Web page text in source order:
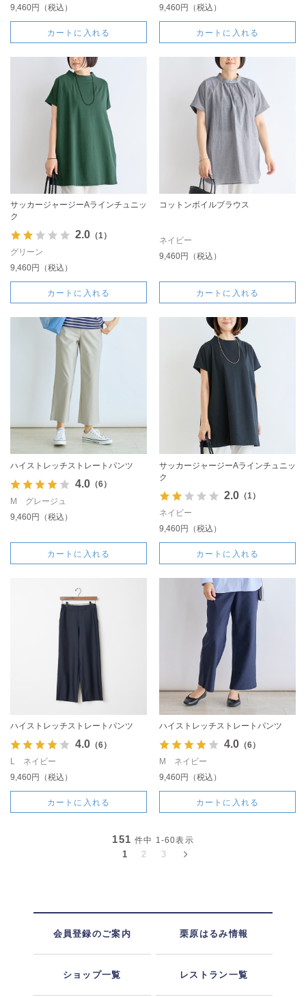
9,460円（税込）
カートに入れる
9,460円（税込）
カートに入れる
サッカージャージーAラインチュニッ
ク
2.0（1）
グリーン
9,460円（税込）
カートに入れる
コットンボイルブラウス
ネイビー
9,460円（税込）
カートに入れる
ハイストレッチストレートパンツ
4.0（6）
M グレージュ
9,460円（税込）
カートに入れる
サッカージャージーAラインチュニッ
ク
2.0（1）
ネイビー
9,460円（税込）
カートに入れる
ハイストレッチストレートパンツ
4.0（6）
L ネイビー
9,460円（税込）
カートに入れる
ハイストレッチストレートパンツ
4.0（6）
M ネイビー
9,460円（税込）
カートに入れる
151 件中 1-60表示
1 2 3
会員登録のご案内 栗原はるみ情報
ショップ一覧 レストラン一覧